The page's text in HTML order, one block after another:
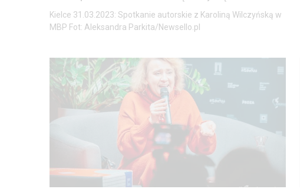
Kielce 31.03.2023: Spotkanie autorskie z Karoliną Wilczyńską w
MBP Fot: Aleksandra Parkita/Newsello.pl